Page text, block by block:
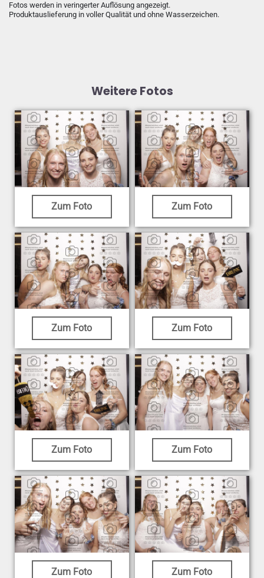
Fotos werden in veringerter Auflösung angezeigt.
Produktauslieferung in voller Qualität und ohne Wasserzeichen.
Weitere Fotos
Zum Foto Zum Foto
Zum Foto Zum Foto
Zum Foto Zum Foto
Zum Foto Zum Foto